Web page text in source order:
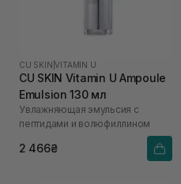
CU SKIN |VITAMIN U
CU SKIN Vitamin U Ampoule
Emulsion 130 мл
Увлажняющая эмульсия с
пептидами и волюфиллином
2 466₴